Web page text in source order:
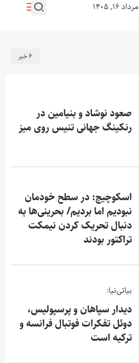
مرداد ۱۶, ۱۴۰۵
6 خبر
صعود نوشاد و بنیامین در
رنکینگ جهانی تنیس روی میز
اسکوچیچ: در سطح خودمان
نبودیم اما بردیم/ بحرینی‌ها به
دنبال تحریک کردن نیمکت
تراکتور بودند
بیاتی‌نیا:
دیدار سپاهان و پرسپولیس،
دوئل تفکرات فوتبال فرانسه و
ترکیه است